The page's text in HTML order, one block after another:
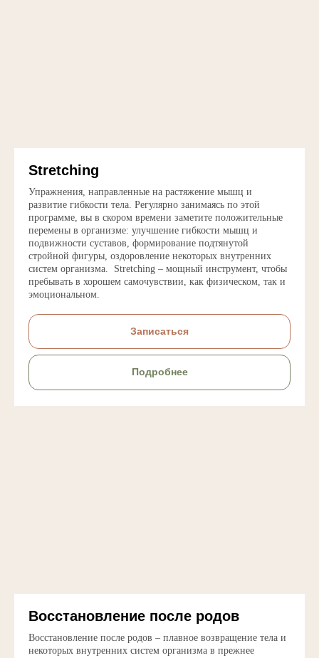
Stretching
Упражнения, направленные на растяжение мышц и
развитие гибкости тела. Регулярно занимаясь по этой
программе, вы в скором времени заметите положительные
перемены в организме: улучшение гибкости мышц и
подвижности суставов, формирование подтянутой
стройной фигуры, оздоровление некоторых внутренних
систем организма. Stretching – мощный инструмент, чтобы
пребывать в хорошем самочувствии, как физическом, так и
эмоциональном.
Записаться
Подробнее
Восстановление после родов
Восстановление после родов – плавное возвращение тела и
некоторых внутренних систем организма в прежнее